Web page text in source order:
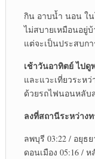
กิน อาบน้ำ นอน ใน
ไม่สบายเหมือนอยู่
แต่จะเป็นประสบก
เช้าวันอาทิตย์ ไป
และแวะเที่ยวระหว่
ด้วยรถไฟนอนหลับ
ลงที่สถานีระหว่าง
ลพบุรี 03:22 / อยุธย
ดอนเมือง 05:16 / ห